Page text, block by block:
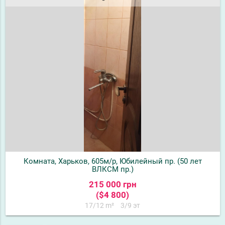
Комната, Харьков, 605м/р, Юбилейный пр. (50 лет
ВЛКСМ пр.)
215 000 грн
($4 800)
17/12 m² 3/9 эт